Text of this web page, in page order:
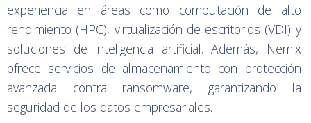
experiencia en áreas como computación de alto
rendimiento (HPC), virtualización de escritorios (VDI) y
soluciones de inteligencia artificial. Además, Nemix
ofrece servicios de almacenamiento con protección
avanzada contra ransomware, garantizando la
seguridad de los datos empresariales.